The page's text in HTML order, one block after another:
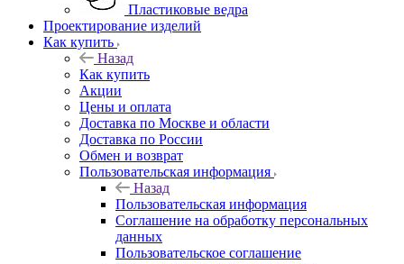
Пластиковые ведра
Проектирование изделий
Как купить
Назад
Как купить
Акции
Цены и оплата
Доставка по Москве и области
Доставка по России
Обмен и возврат
Пользовательская информация
Назад
Пользовательская информация
Соглашение на обработку персональных
данных
Пользовательское соглашение